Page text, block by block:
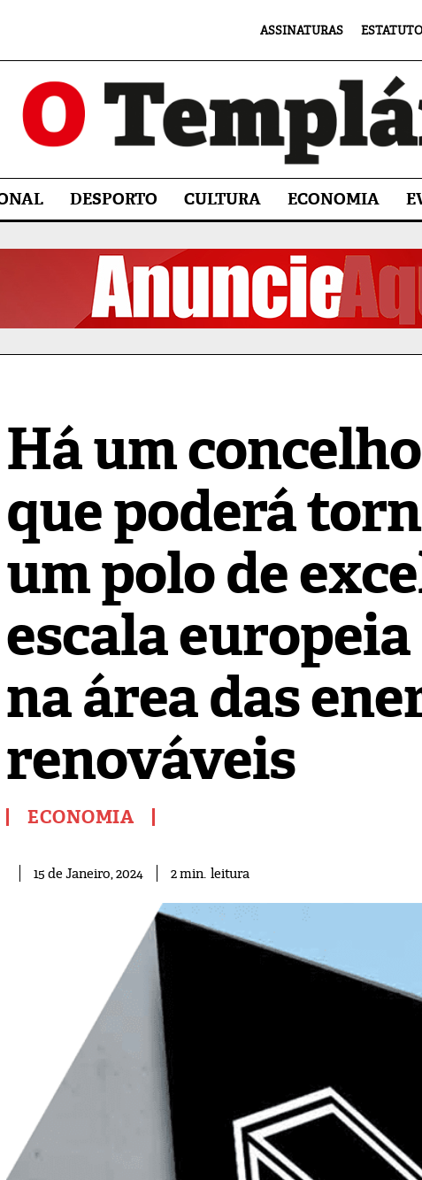
ASSINATURAS
DESPORTO CULTURA ECONOMIA
Há um
que poderá
um polo de
escala
na área das
renováveis
ECONOMIA
15 de Janeiro, 2024 2min. leitura